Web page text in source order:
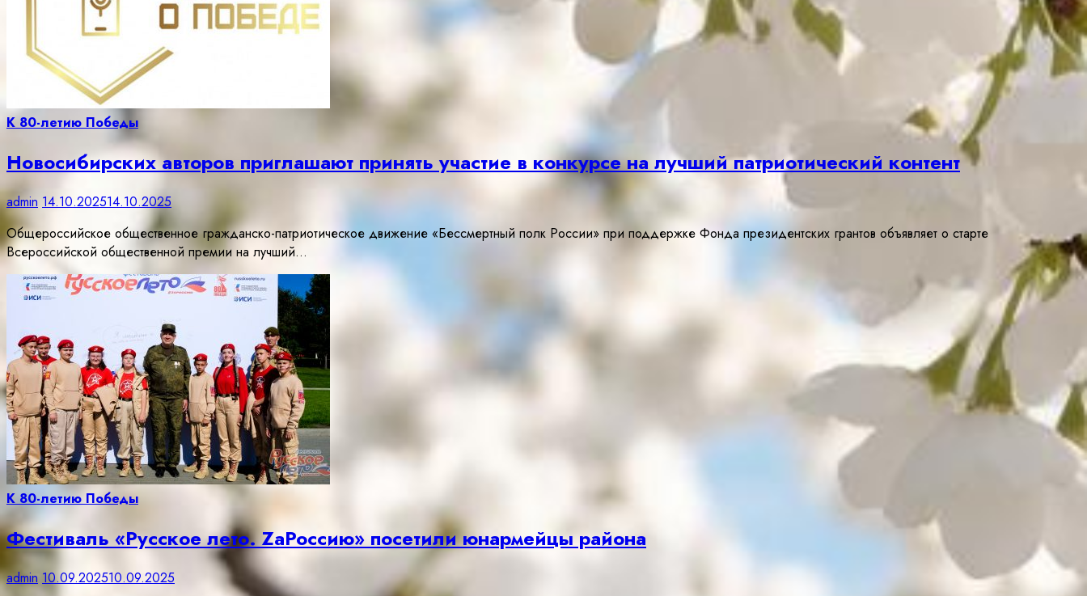
К 80-летию Победы
Новосибирских авторов приглашают принять участие в конкурсе на лучший патриотический контент
admin 14.10.202514.10.2025
Общероссийское общественное гражданско-патриотическое движение «Бессмертный полк России» при поддержке Фонда президентских грантов объявляет о старте
Всероссийской общественной премии на лучший…
К 80-летию Победы
Фестиваль «Русское лето. ZaРоссию» посетили юнармейцы района
admin 10.09.202510.09.2025